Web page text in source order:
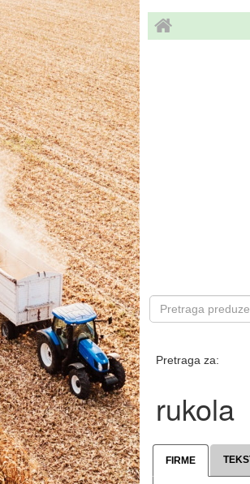
Pretraga za:
rukola
FIRME